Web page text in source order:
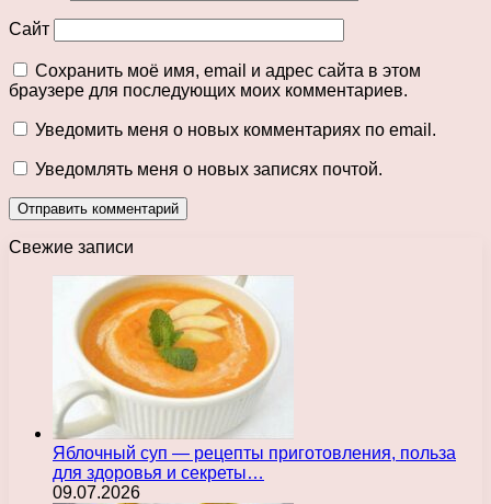
Сайт
Сохранить моё имя, email и адрес сайта в этом
браузере для последующих моих комментариев.
Уведомить меня о новых комментариях по email.
Уведомлять меня о новых записях почтой.
Свежие записи
Яблочный суп — рецепты приготовления, польза
для здоровья и секреты…
09.07.2026